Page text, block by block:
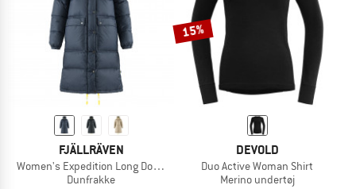
FJÄLLRÄVEN
Women's Expedition Long Down Parka
Dunfrakke
15%
DEVOLD
Duo Active Woman Shirt
Merino undertøj